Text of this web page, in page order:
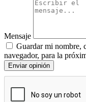
Mensaje
Guardar mi nombre,
navegador, para la
Enviar opinión